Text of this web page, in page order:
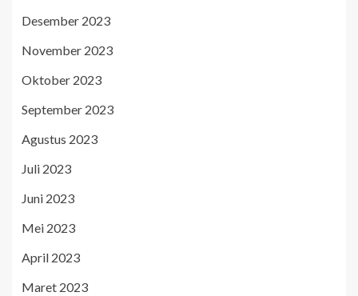
Desember 2023
November 2023
Oktober 2023
September 2023
Agustus 2023
Juli 2023
Juni 2023
Mei 2023
April 2023
Maret 2023